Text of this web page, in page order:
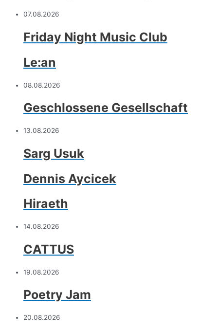
07.08.2026
Friday Night Music Club
Le:an
08.08.2026
Geschlossene Gesellschaft
13.08.2026
Sarg Usuk
Dennis Aycicek
Hiraeth
14.08.2026
CATTUS
19.08.2026
Poetry Jam
20.08.2026